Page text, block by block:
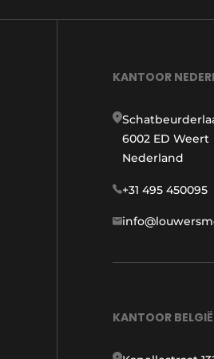
KANTOOR
6002 ED Weert
Nederland
+31 495 450095
KANTOOR BELGIË